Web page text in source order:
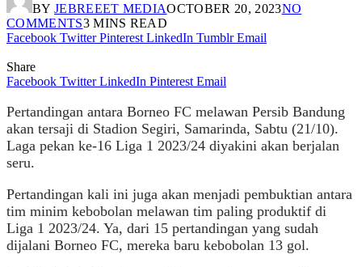
BY JEBREEET MEDIAOCTOBER 20, 2023NO
COMMENTS3 MINS READ
Facebook Twitter Pinterest LinkedIn Tumblr Email
Share
Facebook Twitter LinkedIn Pinterest Email
Pertandingan antara Borneo FC melawan Persib Bandung
akan tersaji di Stadion Segiri, Samarinda, Sabtu (21/10).
Laga pekan ke-16 Liga 1 2023/24 diyakini akan berjalan
seru.
Pertandingan kali ini juga akan menjadi pembuktian antara
tim minim kebobolan melawan tim paling produktif di
Liga 1 2023/24. Ya, dari 15 pertandingan yang sudah
dijalani Borneo FC, mereka baru kebobolan 13 gol.